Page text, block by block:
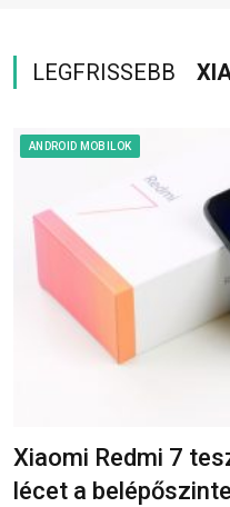
LEGFRISSEBB
ANDROID MOBILOK
Xiaomi Redmi 7
lécet a